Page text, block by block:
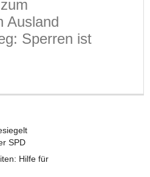
Ausland
Sperren ist
SPD
Hilfe für